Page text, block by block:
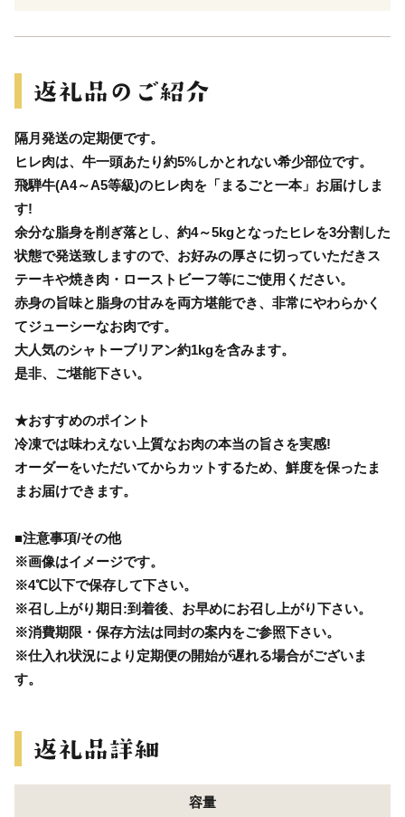
隔月発送の定期便です。
ヒレ肉は、牛一頭あたり約5%しかとれない希少部位です。
飛騨牛(A4～A5等級)のヒレ肉を「まるごと一本」お届けしま
す!
余分な脂身を削ぎ落とし、約4～5kgとなったヒレを3分割した
状態で発送致しますので、お好みの厚さに切っていただきス
テーキや焼き肉・ローストビーフ等にご使用ください。
赤身の旨味と脂身の甘みを両方堪能でき、非常にやわらかく
てジューシーなお肉です。
大人気のシャトーブリアン約1kgを含みます。
是非、ご堪能下さい。
★おすすめのポイント
冷凍では味わえない上質なお肉の本当の旨さを実感!
オーダーをいただいてからカットするため、鮮度を保ったま
まお届けできます。
■注意事項/その他
※画像はイメージです。
※4℃以下で保存して下さい。
※召し上がり期日:到着後、お早めにお召し上がり下さい。
※消費期限・保存方法は同封の案内をご参照下さい。
※仕入れ状況により定期便の開始が遅れる場合がございま
す。
容量